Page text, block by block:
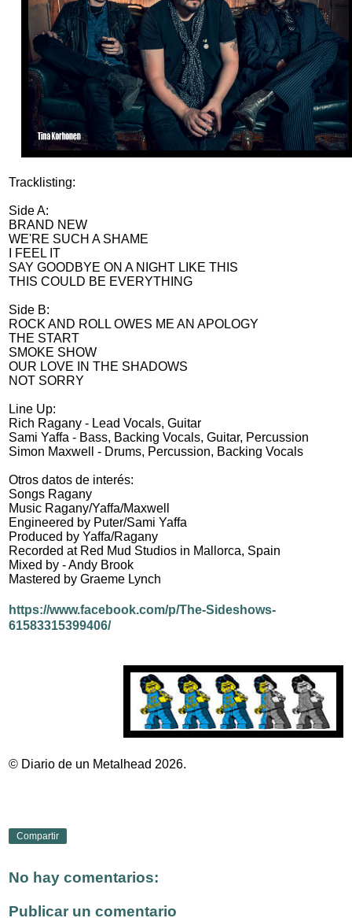
Tracklisting:
Side A:
BRAND NEW
WE'RE SUCH A SHAME
I FEEL IT
SAY GOODBYE ON A NIGHT LIKE THIS
THIS COULD BE EVERYTHING
Side B:
ROCK AND ROLL OWES ME AN APOLOGY
THE START
SMOKE SHOW
OUR LOVE IN THE SHADOWS
NOT SORRY
Line Up:
Rich Ragany - Lead Vocals, Guitar
Sami Yaffa - Bass, Backing Vocals, Guitar, Percussion
Simon Maxwell - Drums, Percussion, Backing Vocals
Otros datos de interés:
Songs Ragany
Music Ragany/Yaffa/Maxwell
Engineered by Puter/Sami Yaffa
Produced by Yaffa/Ragany
Recorded at Red Mud Studios in Mallorca, Spain
Mixed by - Andy Brook
Mastered by Graeme Lynch
https://www.facebook.com/p/The-Sideshows-
61583315399406/
© Diario de un Metalhead 2026.
Compartir
No hay comentarios:
Publicar un comentario